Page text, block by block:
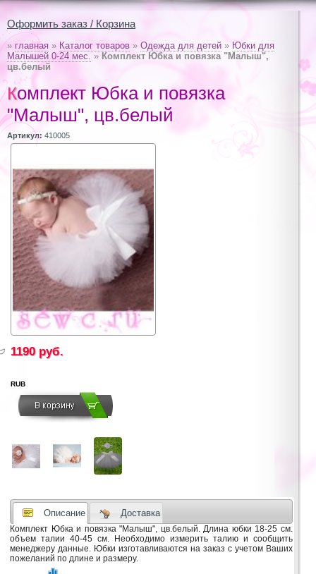
Оформить заказ / Корзина
» главная » Каталог товаров » Одежда для детей » Юбки для
Малышей 0-24 мес. » Комплект Юбка и повязка "Малыш",
цв.белый
Комплект Юбка и повязка
"Малыш", цв.белый
Артикул: 410005
1190 руб.
RUB
Описание Доставка
Комплект Юбка и повязка "Малыш", цв.белый. Длина юбки 18-25 см.
объем талии 40-45 см. Необходимо измерить талию и сообщить
менеджеру данные. Юбки изготавливаются на заказ с учетом Ваших
пожеланий по длине и размеру.